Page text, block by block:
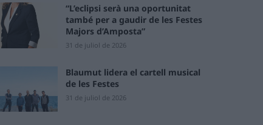
“L’eclipsi serà una oportunitat
també per a gaudir de les Festes
Majors d’Amposta”
31 de juliol de 2026
Blaumut lidera el cartell musical
de les Festes
31 de juliol de 2026